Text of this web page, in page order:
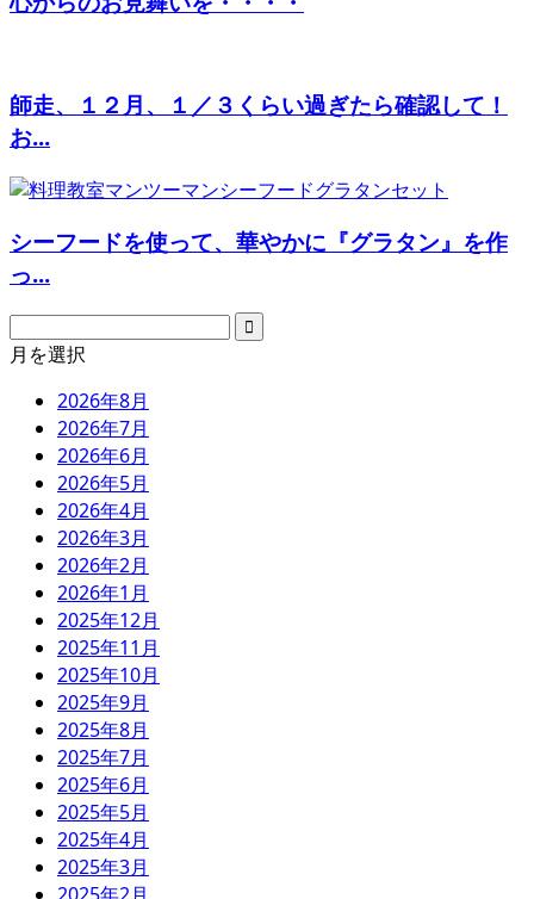
師走、１２月、１／３くらい過ぎたら確認して！
お...
シーフードを使って、華やかに『グラタン』を作
っ...
月を選択
2026年8月
2026年7月
2026年6月
2026年5月
2026年4月
2026年3月
2026年2月
2026年1月
2025年12月
2025年11月
2025年10月
2025年9月
2025年8月
2025年7月
2025年6月
2025年5月
2025年4月
2025年3月